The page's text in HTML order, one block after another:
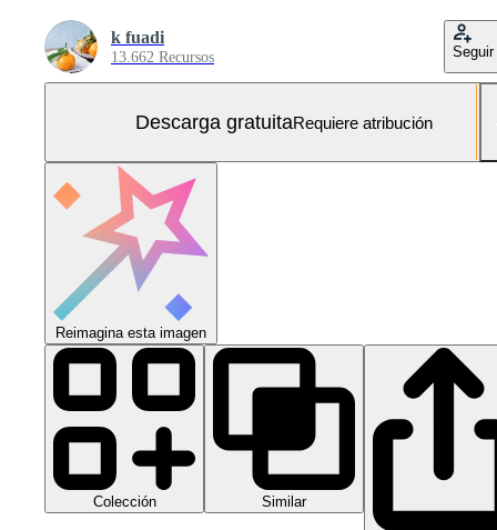
k fuadi
13.662 Recursos Seguir
Descarga gratuitaRequiere atribución
Reimagina esta imagen
Colección Similar